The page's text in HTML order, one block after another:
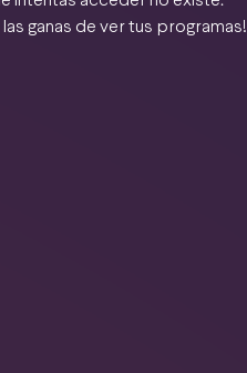
ganas de ver tus programas!